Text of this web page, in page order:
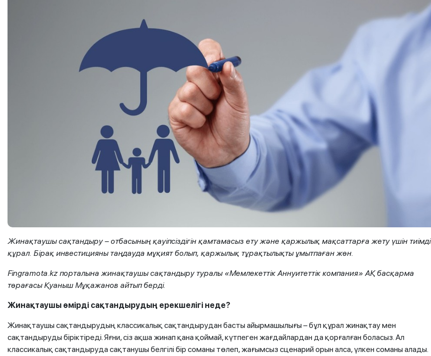
Жинақтаушы сақтандыру – отбасының қауіпсіздігін қамтамасыз ету және қаржылық мақсаттарға жету үшін тиімді
құрал. Бірақ инвестицияны таңдауда мұқият болып, қаржылық тұрақтылықты ұмытпаған жөн.
Fingramota.kz порталына жинақтаушы сақтандыру туралы «Мемлекеттік Аннуитеттік компания» АҚ басқарма
төрағасы Қуаныш Мұқажанов айтып берді.
Жинақтаушы өмірді сақтандырудың ерекшелігі неде?
Жинақтаушы сақтандырудың классикалық сақтандырудан басты айырмашылығы – бұл құрал жинақтау мен
сақтандыруды біріктіреді. Яғни, сіз ақша жинап қана қоймай, күтпеген жағдайлардан да қорғалған боласыз. Ал
классикалық сақтандыруда сақтанушы белгілі бір соманы төлеп, жағымсыз сценарий орын алса, үлкен соманы алады.